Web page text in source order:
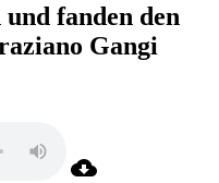
und fanden den
Gangi